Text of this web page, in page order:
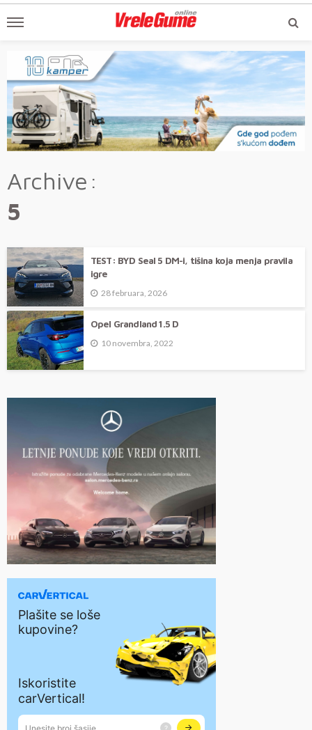
Archive
5
TEST: BYD Seal 5 DM-i, tišina koja menja pravila
igre
28 februara, 2026
Opel Grandland 1.5 D
10 novembra, 2022